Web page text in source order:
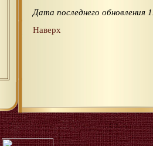
Дата последнего обновления
Наверх